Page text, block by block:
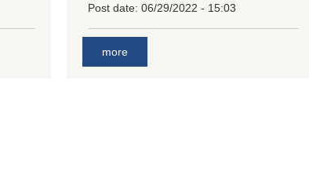
Post date: 06/29/2022 - 15:03
more